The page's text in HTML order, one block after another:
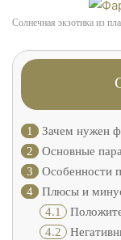
Солнечная экзотика из
1
Зачем нужен
2
Основные
3
Особенности
4
Плюсы и
4.1
4.2